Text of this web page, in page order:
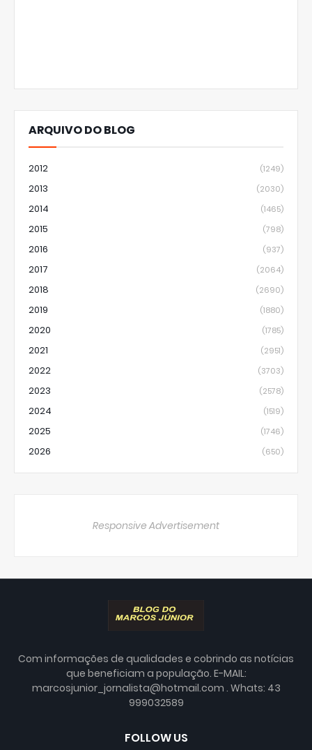
ARQUIVO DO BLOG
2012 (1249)
2013 (2030)
2014 (1465)
2015 (798)
2016 (937)
2017 (2064)
2018 (2690)
2019 (1880)
2020 (1785)
2021 (2951)
2022 (3703)
2023 (2578)
2024 (1519)
2025 (1746)
2026 (650)
Responsive Advertisement
Com informações de qualidades e cobrindo as notícias
que beneficiam a população. E-MAIL:
marcosjunior_jornalista@hotmail.com . Whats: 43
999032589
FOLLOW US